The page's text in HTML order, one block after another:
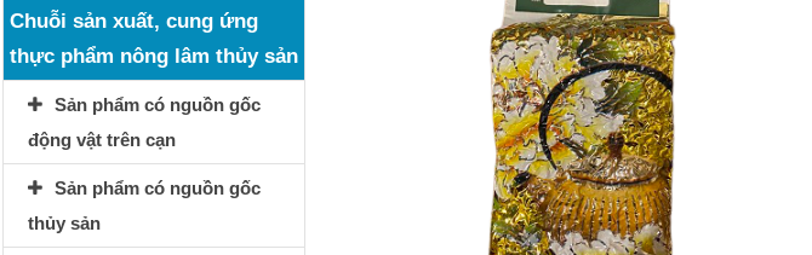
Chuỗi sản xuất, cung ứng
thực phẩm nông lâm thủy sản
Sản phẩm có nguồn gốc
động vật trên cạn
Sản phẩm có nguồn gốc
thủy sản